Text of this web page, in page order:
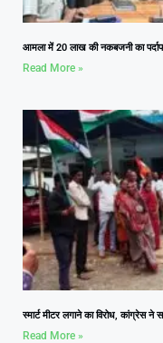
आमला में 20 लाख की नकबजनी का
Read More »
स्मार्ट मीटर लगाने का विरोध, कांग्रेस ने
Read More »